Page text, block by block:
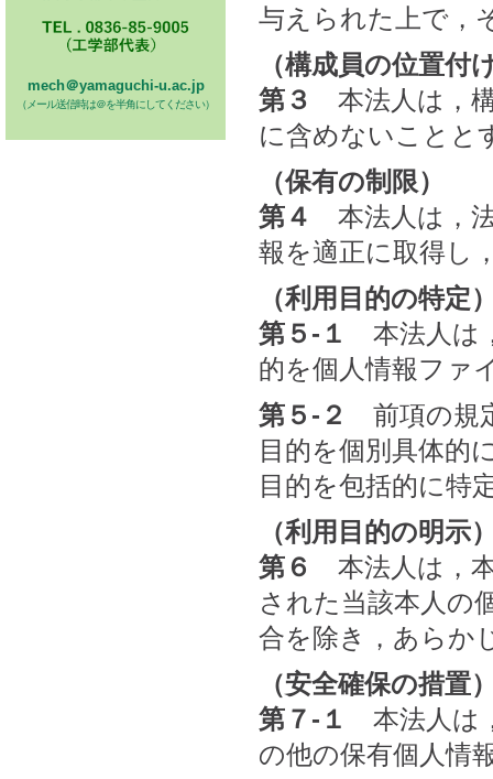
与えられた上で，
（構成員の位置付
第３
本法人は，
に含めないことと
（保有の制限）
第４
本法人は，
報を適正に取得し
（利用目的の特定
第５-１
本法人は
的を個人情報ファ
第５-２
前項の規
目的を個別具体的
目的を包括的に特
（利用目的の明示
第６
本法人は，
された当該本人の
合を除き，あらか
（安全確保の措置
第７-１
本法人は
の他の保有個人情
mech＠yamaguchi-u.ac.jp
（メール送信時は＠を半角にしてください）